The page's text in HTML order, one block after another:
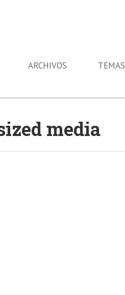
ARCHIVOS TEMAS
media